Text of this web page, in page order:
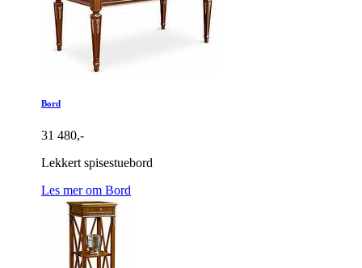
Bord
31 480,-
Lekkert spisestuebord
Les mer om Bord